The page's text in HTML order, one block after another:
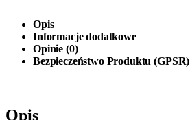
Opis
Informacje dodatkowe
Opinie (0)
Bezpieczeństwo Produktu (GPSR)
Opis